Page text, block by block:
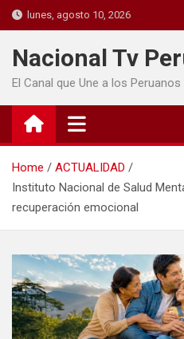
lunes, agosto 10, 2026
Nacional Tv
El Canal que Une a los Peruanos
Home
ACTUALIDAD
Instituto Nacional de Salud
recuperación emocional